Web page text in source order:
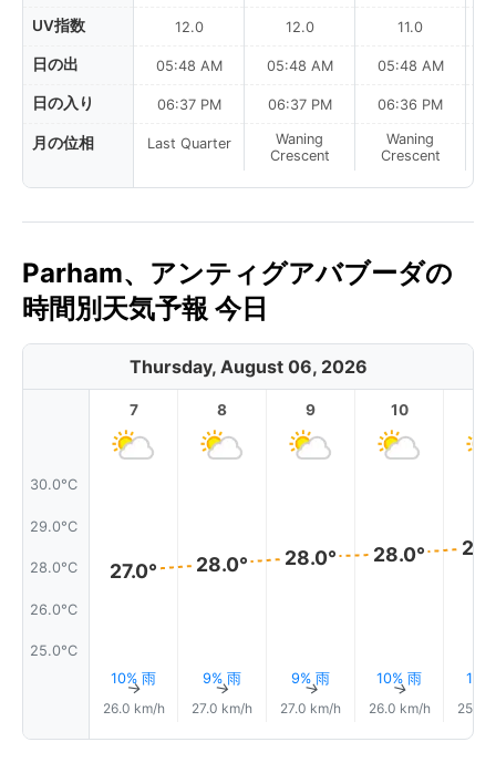
UV指数
日の出
日の入り
月の位相
12.0
05:48 AM
06:37 PM
Last Quarter
12.0
05:48 AM
06:37 PM
Waning
Crescent
11.0
05:48 AM
06:36 PM
Waning
Crescent
Parham、アンティグアバブーダの
時間別天気予報 今日
Thursday, August 06, 2026
30.0°C
29.0°C
28.0°C
26.0°C
25.0°C
7
27.0°
10% 雨
↑
26.0 km/h
8
28.0°
9% 雨
↑
27.0 km/h
9
28.0°
9% 雨
↑
27.0 km/h
10
28.0°
10% 雨
↑
26.0 km/h
11%
25.0